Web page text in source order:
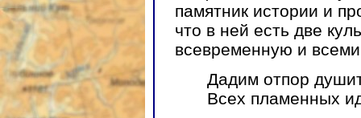
памятник истории и
что в ней есть две
всевременную и
Дадим отпор
Всех пламенных